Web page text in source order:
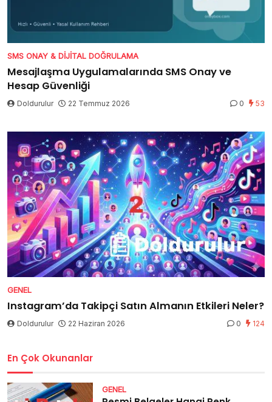
SMS ONAY & DIJITAL DOĞRULAMA
Mesajlaşma Uygulamalarında SMS Onay ve
Hesap Güvenliği
Doldurulur 22 Temmuz 2026 0 53
GENEL
Instagram’da Takipçi Satın Almanın Etkileri Neler?
Doldurulur 22 Haziran 2026 0 124
En Çok Okunanlar
GENEL